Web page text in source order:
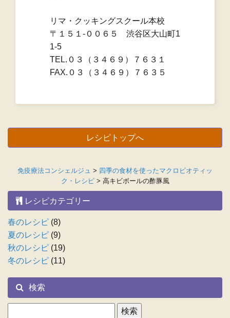
リマ・クッキングスクール本校
〒１５１-００６５ 渋谷区大山町1
1-5
TEL.０３（３４６９）７６３１
FAX.０３（３４６９）７６３５
レシピトップへ
免疫療法コンシェルジュ > 四季の食材を使ったマクロビオティッ
ク・レシピ> 高キビボールの酢豚風
レシピカテゴリー
春のレシピ (8)
夏のレシピ (9)
秋のレシピ (19)
冬のレシピ (11)
検索